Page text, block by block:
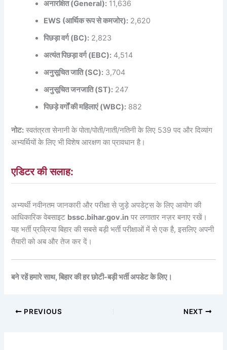
अनारक्षित (General): 11,636
EWS (आर्थिक रूप से कमजोर): 2,620
पिछड़ा वर्ग (BC): 2,823
अत्यंत पिछड़ा वर्ग (EBC): 4,514
अनुसूचित जाति (SC): 3,704
अनुसूचित जनजाति (ST): 247
पिछड़े वर्गों की महिलाएं (WBC): 882
नोट: स्वतंत्रता सेनानी के पोता/पोती/नाती/नतिनी के लिए 539 पद और दिव्यांग
अभ्यर्थियों के लिए भी विशेष आरक्षण का प्रावधान है।
एडिटर की सलाह:
अभ्यर्थी नवीनतम जानकारी और परीक्षा से जुड़े अपडेट्स के लिए आयोग की
आधिकारिक वेबसाइट bssc.bihar.gov.in पर लगातार नज़र बनाए रखें।
यह भर्ती प्रक्रिया बिहार की सबसे बड़ी भर्ती परीक्षाओं में से एक है, इसलिए अपनी
तैयारी को अब और तेज कर दें।
बने रहें हमारे साथ, बिहार की हर छोटी-बड़ी भर्ती अपडेट के लिए।
PREVIOUS NEXT